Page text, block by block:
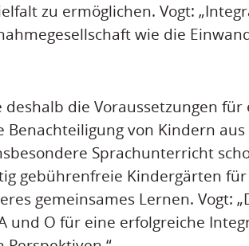
zu ermöglichen. Vogt:
wie die
die Voraussetzungen für
Benachteiligung von Kindern
Sprachunterricht
gebührenfreie Kindergärten für
gemeinsames Lernen. Vogt:
und O für eine erfolgreiche